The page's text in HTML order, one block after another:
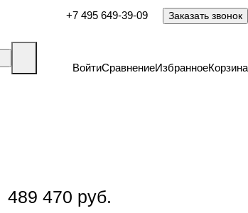
+7 495 649-39-09 Заказать звонок
ВойтиСравнениеИзбранноеКорзина
489 470 руб.